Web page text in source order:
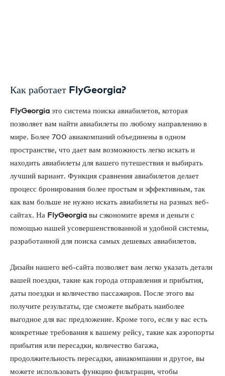
Как работает FlyGeorgia?
FlyGeorgia это система поиска авиабилетов, которая
позволяет вам найти авиабилеты по любому направлению в
мире. Более 700 авиакомпаний объединены в одном
пространстве, что дает вам возможность легко искать и
находить авиабилеты для вашего путешествия и выбирать
лучший вариант. Функция сравнения авиабилетов делает
процесс бронирования более простым и эффективным, так
как вам больше не нужно искать авиабилеты на разных веб-
сайтах. На FlyGeorgia вы сэкономите время и деньги с
помощью нашей усовершенствованной и удобной системы,
разработанной для поиска самых дешевых авиабилетов.
Дизайн нашего веб-сайта позволяет вам легко указать детали
вашей поездки, такие как города отправления и прибытия,
даты поездки и количество пассажиров. После этого вы
получите результаты, где сможете выбрать наиболее
выгодное для вас предложение. Кроме того, если у вас есть
конкретные требования к вашему рейсу, такие как аэропорты
прибытия или пересадки, количество багажа,
продолжительность пересадки, авиакомпании и другое, вы
можете использовать функцию фильтрации, чтобы